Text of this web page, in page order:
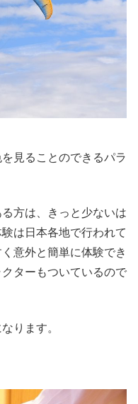
見ることのできるパラ
方は、きっと少ないは
は日本各地で行われて
意外と簡単に体験でき
ターもついているので
ります。